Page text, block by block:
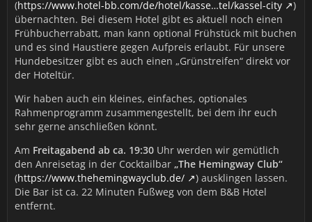
(https://www.hotel-bb.com/de/hotel/kasse…tel/kassel-city
)
übernachten. Bei diesem Hotel gibt es aktuell noch einen
Frühbucherrabatt, man kann optional Frühstück mit buchen
und es sind Haustiere gegen Aufpreis erlaubt. Für unsere
Hundebesitzer gibt es auch einen „Grünstreifen“ direkt vor
der Hoteltür.
Wir haben auch ein kleines, einfaches, optionales
Rahmenprogramm zusammengestellt, bei dem ihr euch
sehr gerne anschließen könnt.
Am Freitagabend ab ca. 19:30 Uhr werden wir gemütlich
den Anreisetag in der Cocktailbar „The Hemingway Club“
(https://www.thehemingwayclub.de/
) ausklingen lassen.
Die Bar ist ca. 22 Minuten Fußweg von dem B&B Hotel
entfernt.